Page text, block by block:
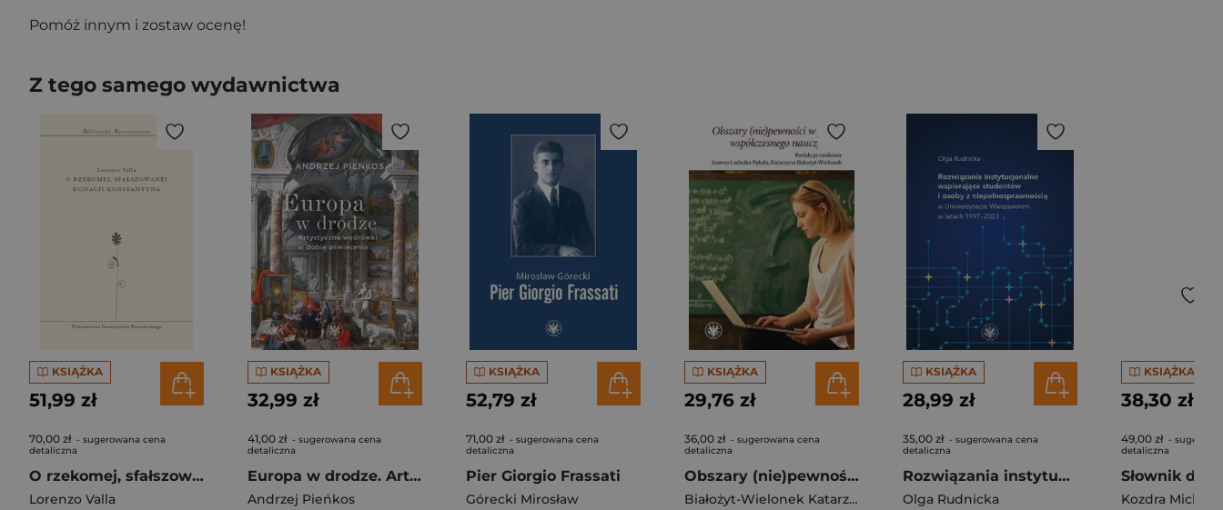
Pomóż innym i zostaw ocenę!
Z tego samego wydawnictwa
KSIĄŻKA
51,99 zł
70,00 zł - sugerowana cena
detaliczna
O rzekomej, sfałszowanej donacji Konstantyna
Lorenzo Valla
KSIĄŻKA
32,99 zł
41,00 zł - sugerowana cena
detaliczna
Europa w drodze. Artystyczne wędrówki w dobie oświecenia
Andrzej Pieńkos
KSIĄŻKA
52,79 zł
71,00 zł - sugerowana cena
detaliczna
Pier Giorgio Frassati
Górecki Mirosław
KSIĄŻKA
29,76 zł
36,00 zł - sugerowana cena
detaliczna
Obszary (nie)pewności w pracy współczesnego nauczyciela
Białożyt-Wielonek Katarzyna Pękala Ludwika Joanna
KSIĄŻKA
28,99 zł
35,00 zł - sugerowana cena
detaliczna
Rozwiązania instytucjonalne wspierające studentów i osoby z niepełnosprawnością w Uniwersytecie Warszawskim w latach 1997–2023
Olga Rudnicka
KSIĄŻKA
38,30 zł
49,00 zł -
detaliczna
Kozdra Michał